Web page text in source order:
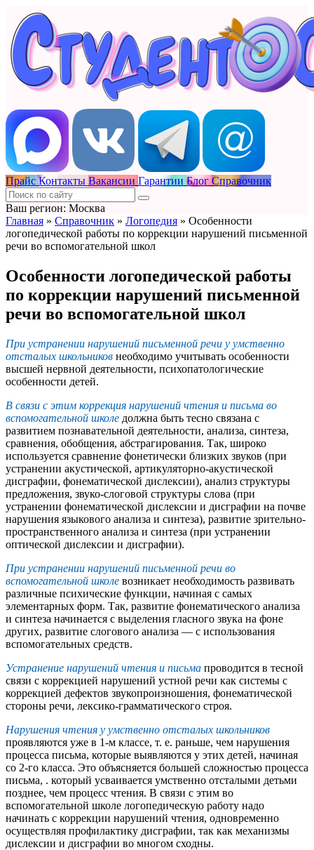
Прайс Контакты Вакансии Гарантии Блог Справочник
Ваш регион: Москва
Главная » Справочник » Логопедия » Особенности
логопедической работы по коррекции нарушений письменной
речи во вспомогательной школ
Особенности логопедической работы
по коррекции нарушений письменной
речи во вспомогательной школ
При устранении нарушений письменной речи у умственно
отсталых школьников необходимо учитывать особенности
высшей нервной деятельности, психопатологические
особенности детей.
В связи с этим коррекция нарушений чтения и письма во
вспомогательной школе должна быть тесно связана с
развитием познавательной деятельности, анализа, синтеза,
сравнения, обобщения, абстрагирования. Так, широко
используется сравнение фонетически близких звуков (при
устранении акустической, артикуляторно-акустической
дисграфии, фонематической дислексии), анализ структуры
предложения, звуко-слоговой структуры слова (при
устранении фонематической дислексии и дисграфии на почве
нарушения языкового анализа и синтеза), развитие зрительно-
пространственного анализа и синтеза (при устранении
оптической дислексии и дисграфии).
При устранении нарушений письменной речи во
вспомогательной школе возникает необходимость развивать
различные психические функции, начиная с самых
элементарных форм. Так, развитие фонематического анализа
и синтеза начинается с выделения гласного звука на фоне
других, развитие слогового анализа — с использования
вспомогательных средств.
Устранение нарушений чтения и письма проводится в тесной
связи с коррекцией нарушений устной речи как системы с
коррекцией дефектов звукопроизношения, фонематической
стороны речи, лексико-грамматического строя.
Нарушения чтения у умственно отсталых школьников
проявляются уже в 1-м классе, т. е. раньше, чем нарушения
процесса письма, которые выявляются у этих детей, начиная
со 2-го класса. Это объясняется большей сложностью процесса
письма, . который усваивается умственно отсталыми детьми
позднее, чем процесс чтения. В связи с этим во
вспомогательной школе логопедическую работу надо
начинать с коррекции нарушений чтения, одновременно
осуществляя профилактику дисграфии, так как механизмы
дислексии и дисграфии во многом сходны.